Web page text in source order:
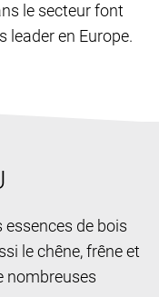
le secteur font
leader en Europe.
de bois
le chêne, frêne et
nombreuses